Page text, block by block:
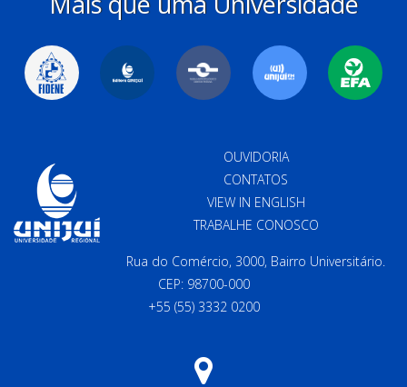
OUVIDORIA
CONTATOS
VIEW IN ENGLISH
TRABALHE CONOSCO
Rua do Comércio, 3000, Bairro Universitário.
CEP: 98700-000
+55 (55) 3332 0200